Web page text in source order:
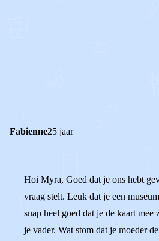
Fabienne25 jaar
Hoi Myra, Goed dat je ons hebt
vraag stelt. Leuk dat je een
snap heel goed dat je de kaart
je vader. Wat stom dat je moeder